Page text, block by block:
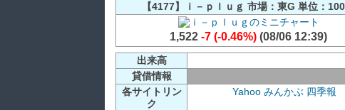
【4177】ｉ－ｐｌｕｇ 市場：東G 単位：
1,522 -7 (-0.46%) (08/06 12:39)
出来高
貸借情報
各サイトリン
ク
Yahoo みんかぶ 四季報